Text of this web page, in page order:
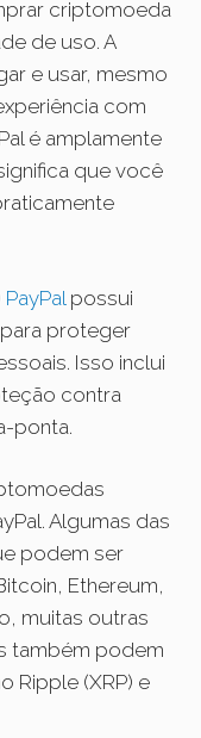
criptomoeda
de uso. A
e usar, mesmo
com
é amplamente
que você
PayPal possui
proteger
Isso inclui
contra
ponta.
Algumas das
podem ser
Ethereum,
muitas outras
também podem
Ripple (XRP) e